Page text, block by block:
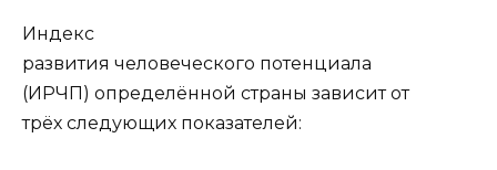
Индекс
развития человеческого потенциала
(ИРЧП) определённой страны зависит от
трёх следующих показателей: